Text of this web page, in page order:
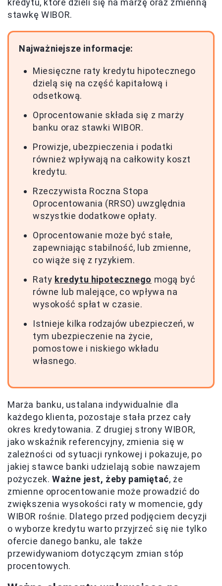
kredytu, które dzieli się na marżę oraz zmienną
stawkę WIBOR.
Najważniejsze informacje:
Miesięczne raty kredytu hipotecznego
dzielą się na część kapitałową i
odsetkową.
Oprocentowanie składa się z marży
banku oraz stawki WIBOR.
Prowizje, ubezpieczenia i podatki
również wpływają na całkowity koszt
kredytu.
Rzeczywista Roczna Stopa
Oprocentowania (RRSO) uwzględnia
wszystkie dodatkowe opłaty.
Oprocentowanie może być stałe,
zapewniając stabilność, lub zmienne,
co wiąże się z ryzykiem.
Raty kredytu hipotecznego mogą być
równe lub malejące, co wpływa na
wysokość spłat w czasie.
Istnieje kilka rodzajów ubezpieczeń, w
tym ubezpieczenie na życie,
pomostowe i niskiego wkładu
własnego.
Marża banku, ustalana indywidualnie dla
każdego klienta, pozostaje stała przez cały
okres kredytowania. Z drugiej strony WIBOR,
jako wskaźnik referencyjny, zmienia się w
zależności od sytuacji rynkowej i pokazuje, po
jakiej stawce banki udzielają sobie nawzajem
pożyczek. Ważne jest, żeby pamiętać, że
zmienne oprocentowanie może prowadzić do
zwiększenia wysokości raty w momencie, gdy
WIBOR rośnie. Dlatego przed podjęciem decyzji
o wyborze kredytu warto przyjrzeć się nie tylko
ofercie danego banku, ale także
przewidywaniom dotyczącym zmian stóp
procentowych.